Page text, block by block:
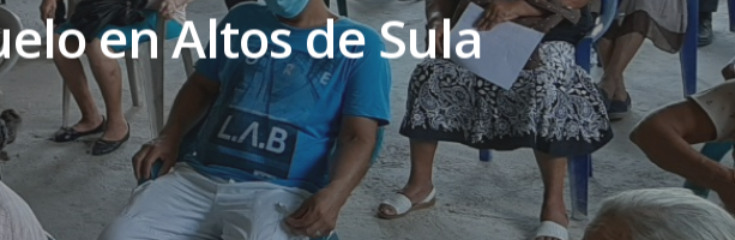
en Altos de Sula